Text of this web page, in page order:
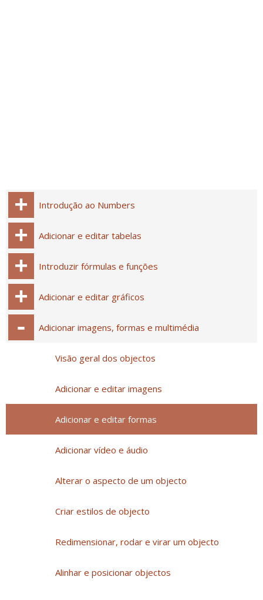
Introdução ao Numbers
Adicionar e editar tabelas
Introduzir fórmulas e funções
Adicionar e editar gráficos
Adicionar imagens, formas e multimédia
Visão geral dos objectos
Adicionar e editar imagens
Adicionar e editar formas
Adicionar vídeo e áudio
Alterar o aspecto de um objecto
Criar estilos de objecto
Redimensionar, rodar e virar um objecto
Alinhar e posicionar objectos